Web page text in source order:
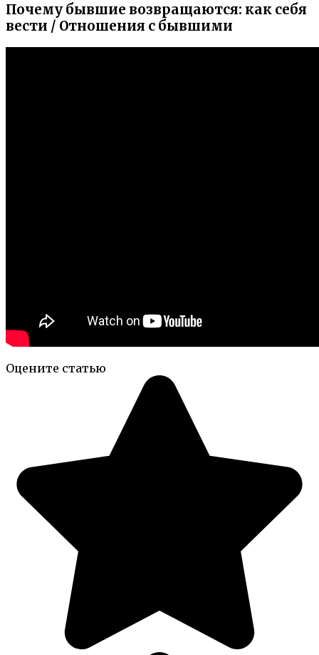
Почему бывшие возвращаются: как себя
вести / Отношения с бывшими
Оцените статью